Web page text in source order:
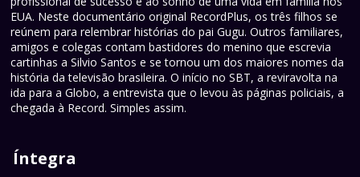
EUA. Neste documentário original RecordPlus, os três filhos se
reúnem para relembrar histórias do pai Gugu. Outros familiares,
amigos e colegas contam bastidores do menino que escrevia
cartinhas a Silvio Santos e se tornou um dos maiores nomes da
história da televisão brasileira. O início no SBT, a reviravolta na
ida para a Globo, a entrevista que o levou às páginas policiais, a
chegada à Record. Simples assim.
Íntegra